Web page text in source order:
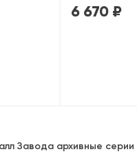
6 670 ₽
Завода архивные